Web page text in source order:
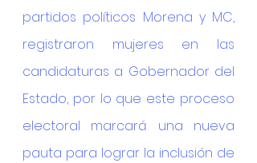
partidos políticos Morena y MC,
registraron mujeres en las
candidaturas a Gobernador del
Estado, por lo que este proceso
electoral marcará una nueva
pauta para lograr la inclusión de